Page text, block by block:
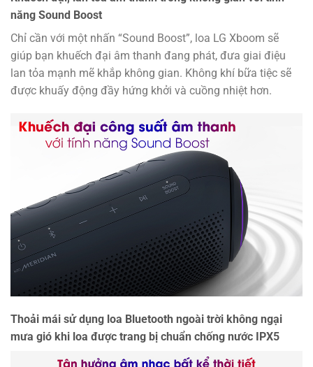
năng Sound Boost
Chỉ cần với một nhấn “Sound Boost”, loa LG Xboom sẽ
giúp bạn khuếch đại âm thanh đang phát, đưa giai điệu
lan tỏa mạnh mẽ khắp không gian. Không khí bữa tiệc sẽ
được khuấy động đầy hứng khởi và cuồng nhiệt hơn.
Thoải mái sử dụng loa Bluetooth ngoài trời không ngại
mưa gió khi loa được trang bị chuẩn chống nước IPX5